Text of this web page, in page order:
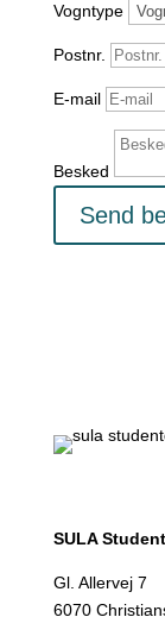
Vogntype
Postnr.
E-mail
Besked
Send
SULA
Gl. Allervej 7
6070